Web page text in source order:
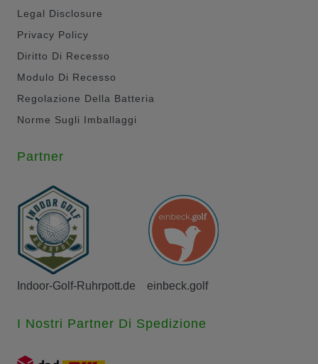
Legal Disclosure
Privacy Policy
Diritto Di Recesso
Modulo Di Recesso
Regolazione Della Batteria
Norme Sugli Imballaggi
Partner
Indoor-Golf-Ruhrpott.de einbeck.golf
I Nostri Partner Di Spedizione